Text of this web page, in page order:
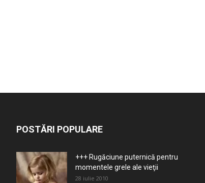
POSTĂRI POPULARE
+++ Rugăciune puternică pentru
momentele grele ale vieţii
28 iulie 2010